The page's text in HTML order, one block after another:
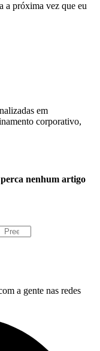
a próxima vez que eu
em
corporativo,
nenhum artigo
a gente nas redes